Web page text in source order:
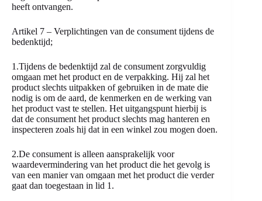
heeft ontvangen.
Artikel 7 – Verplichtingen van de consument tijdens de
bedenktijd;
1.Tijdens de bedenktijd zal de consument zorgvuldig
omgaan met het product en de verpakking. Hij zal het
product slechts uitpakken of gebruiken in de mate die
nodig is om de aard, de kenmerken en de werking van
het product vast te stellen. Het uitgangspunt hierbij is
dat de consument het product slechts mag hanteren en
inspecteren zoals hij dat in een winkel zou mogen doen.
2.De consument is alleen aansprakelijk voor
waardevermindering van het product die het gevolg is
van een manier van omgaan met het product die verder
gaat dan toegestaan in lid 1.